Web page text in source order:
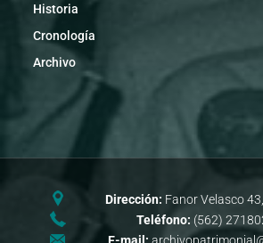
Historia
Cronología
Archivo
Dirección: Fanor Velasco
Teléfono: (562)